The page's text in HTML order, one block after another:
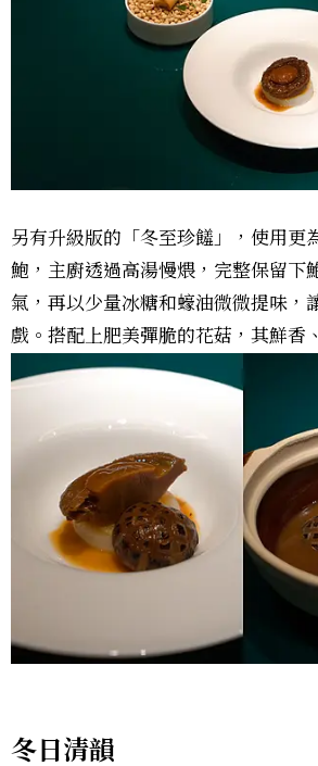
另有升級版的「冬至珍饈」，使用更
鮑，主廚透過高湯慢煨，完整保留下
氣，再以少量冰糖和蠔油微微提味，
戲。搭配上肥美彈脆的花菇，其鮮香
冬日清韻